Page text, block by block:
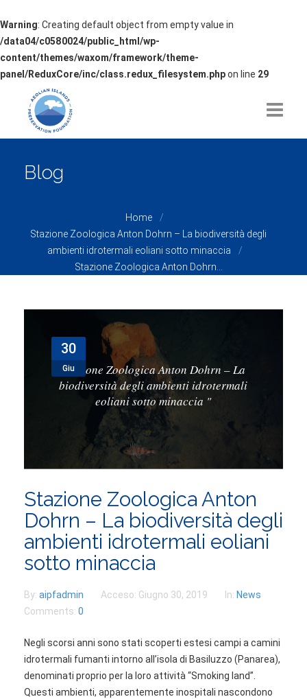
Warning: Creating default object from empty value in
/data04/c0580024/public_html/wp-
content/themes/waxom/framework/theme-
panel/ReduxCore/inc/class.redux_filesystem.phpon line 29
PROGETTI
Blog
Home
Stazione Zoologica Anton Dohrn – La biodiversità degli
ambienti idrotermali eoliani sotto minaccia
Stazione Zoologica Anton Dohrn...
30
Giu
Stazione Zoologica Anton Dohrn – La
biodiversità degli ambienti idrotermali
eoliani sotto minaccia "
Stazione Zoologica Anton
Dohrn – La biodiversità degli
ambienti idrotermali eoliani
sotto minaccia
By: aipfadmin Acceso: Giugno 30, 2019 In: News
Comments: 0
Negli scorsi anni sono stati scoperti estesi campi a camini
idrotermali fumanti intorno all’isola di Basiluzzo (Panarea),
denominati proprio per la loro attività “Smoking land”.
Questi ambienti, apparentemente inospitali nascondono